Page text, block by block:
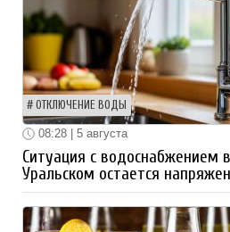
ОТКЛЮЧЕНИЕ ВОДЫ
08:28 | 5 августа
Ситуация с водоснабжением
Уральском остается